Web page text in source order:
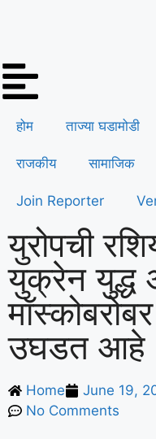
होम ताज्या घडामोडी
राजकीय सामाजिक
Join Reporter
युरोपची
युक्रेन युद्ध
उघडत आहे
Home June 19,
No Comments